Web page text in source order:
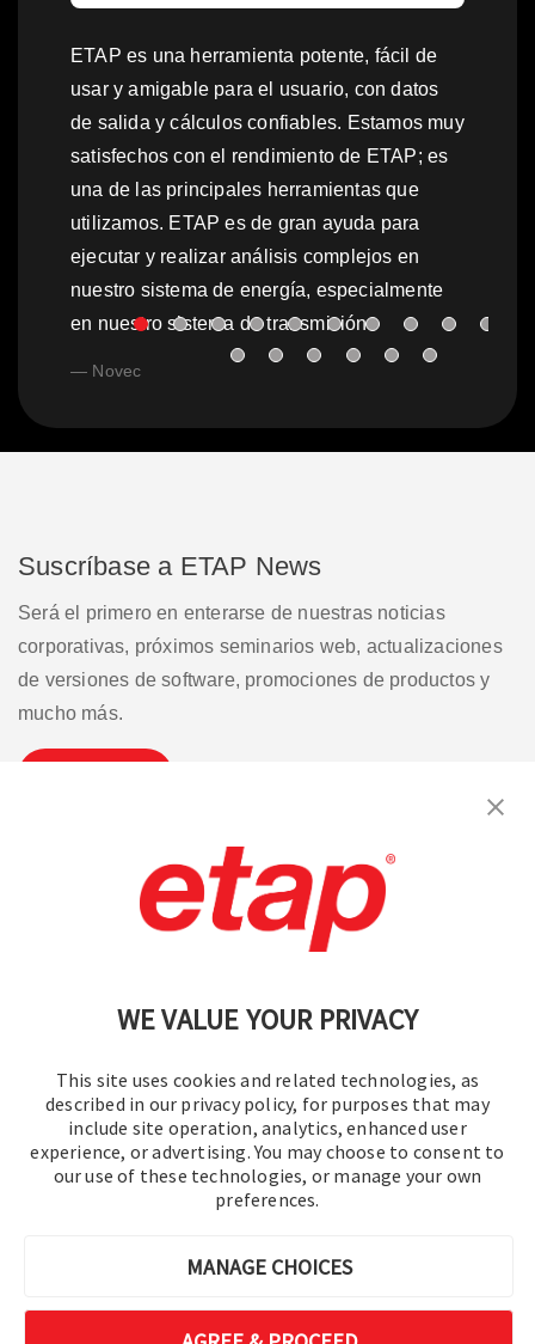
WE VALUE YOUR PRIVACY
This site uses cookies and related technologies, as
described in our privacy policy, for purposes that may
include site operation, analytics, enhanced user
experience, or advertising. You may choose to consent to
our use of these technologies, or manage your own
preferences.
MANAGE CHOICES
ETAP es una herramienta potente, fácil de
usar y amigable para el usuario, con datos
de salida y cálculos confiables. Estamos muy
satisfechos con el rendimiento de ETAP; es
una de las principales herramientas que
utilizamos. ETAP es de gran ayuda para
ejecutar y realizar análisis complejos en
nuestro sistema de energía, especialmente
en nuestro sistema de transmisión
Novec
Suscríbase a ETAP News
Será el primero en enterarse de nuestras noticias
corporativas, próximos seminarios web, actualizaciones
de versiones de software, promociones de productos y
mucho más.
Contáctenos | Condiciones de uso
política de privacidad Mapa del sitio
© 2016-2026 Operation Technology, Inc.
Todos los derechos reservados.